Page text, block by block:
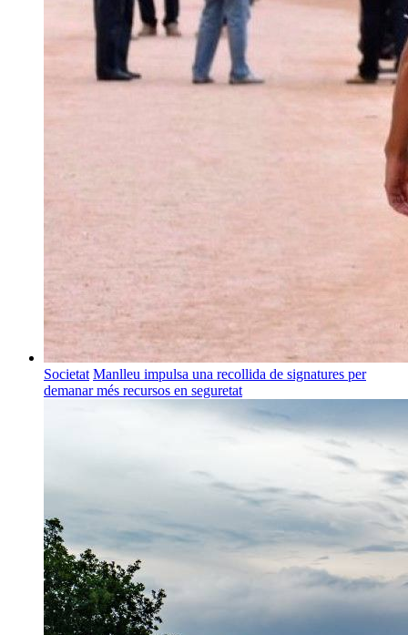
Societat Manlleu impulsa una recollida de signatures per
demanar més recursos en seguretat